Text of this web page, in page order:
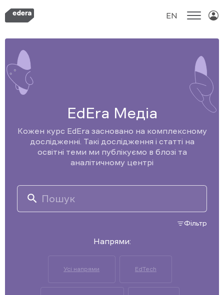
content
EN
EdEra Медіа
Кожен курс EdEra засновано на комплексному
дослідженні. Такі дослідження і статті на
освітні теми ми публікуємо в блозі та
аналітичному центрі
Search
for:
Фільтр
Напрями:
Усі напрями EdTech